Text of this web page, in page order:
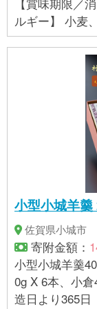
ルギー】 小麦、乳、
ては各事業者
内容を保証す
がございまし
小型小城羊
佐賀県小城市
寄附金額：
小型小城羊羹
0g X 6本、小倉40g
造日より365日